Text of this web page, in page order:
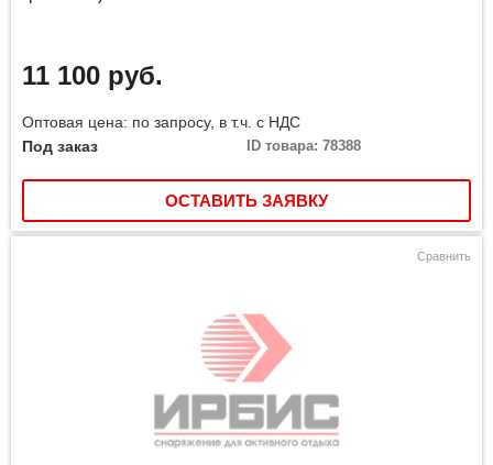
11 100 руб.
Оптовая цена: по запросу, в т.ч. с НДС
Под заказ
ID товара: 78388
ОСТАВИТЬ ЗАЯВКУ
Сравнить